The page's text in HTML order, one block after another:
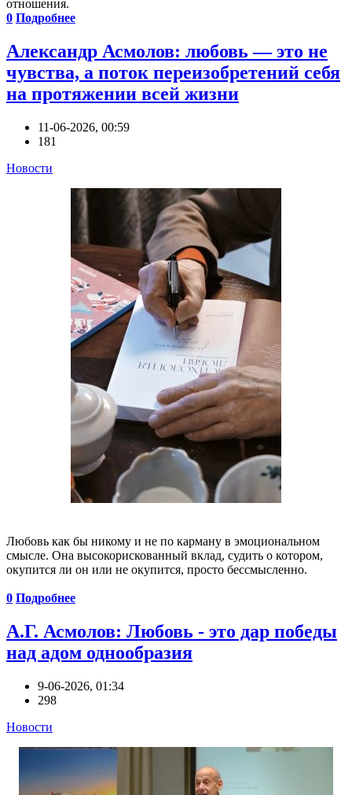
отношения.
0 Подробнее
Александр Асмолов: любовь — это не
чувства, а поток переизобретений себя
на протяжении всей жизни
11-06-2026, 00:59
181
Новости
Любовь как бы никому и не по карману в эмоциональном
смысле. Она высокорискованный вклад, судить о котором,
окупится ли он или не окупится, просто бессмысленно.
0 Подробнее
А.Г. Асмолов: Любовь - это дар победы
над адом однообразия
9-06-2026, 01:34
298
Новости